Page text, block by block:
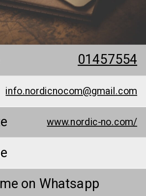
01457554
info.nordicnocom@gmail.com
www.nordic-no.com/
on Whatsapp